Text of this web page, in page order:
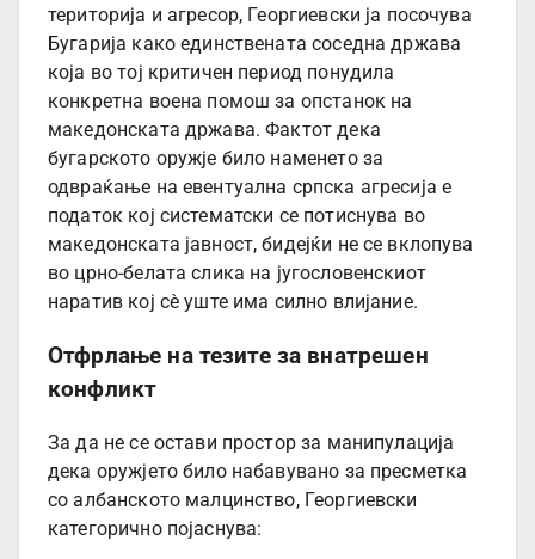
територија и агресор, Георгиевски ја посочува
Бугарија како единствената соседна држава
која во тој критичен период понудила
конкретна воена помош за опстанок на
македонската држава. Фактот дека
бугарското оружје било наменето за
одвраќање на евентуална српска агресија е
податок кој систематски се потиснува во
македонската јавност, бидејќи не се вклопува
во црно-белата слика на југословенскиот
наратив кој сè уште има силно влијание.
Отфрлање на тезите за внатрешен
конфликт
За да не се остави простор за манипулација
дека оружјето било набавувано за пресметка
со албанското малцинство, Георгиевски
категорично појаснува: